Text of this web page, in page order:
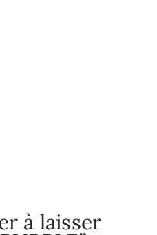
à laisser